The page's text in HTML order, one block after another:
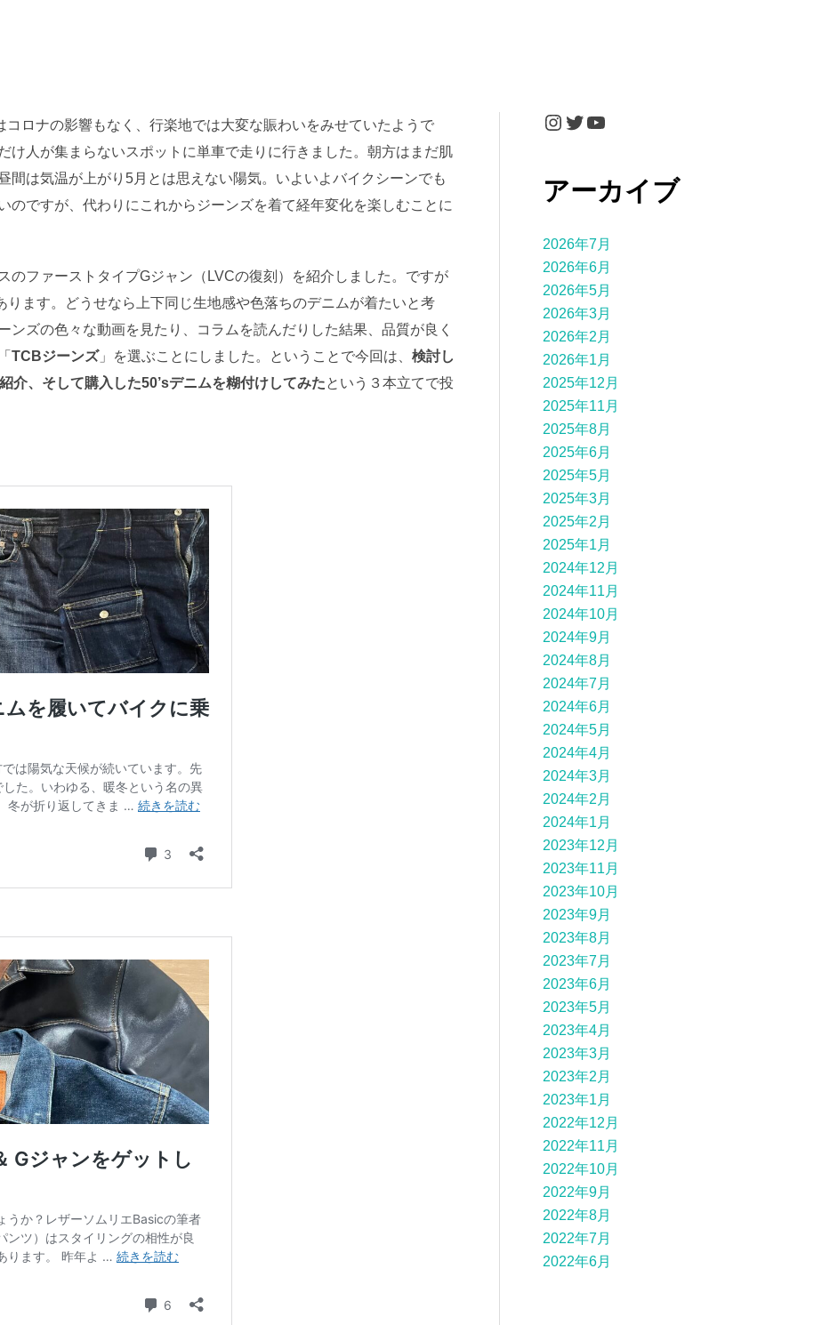
ロナの影響もなく、行楽地では大変な賑わいをみせていたようで
け人が集まらないスポットに単車で走りに行きました。朝方はまだ肌
間は気温が上がり5月とは思えない陽気。いよいよバイクシーンでも
のですが、代わりにこれからジーンズを着て経年変化を楽しむことに
のファーストタイプGジャン（LVCの復刻）を紹介しました。ですが
ます。どうせなら上下同じ生地感や色落ちのデニムが着たいと考
ンズの色々な動画を見たり、コラムを読んだりした結果、品質が良く
TCBジーンズ」を選ぶことにしました。ということで今回は、 検討し
介、そして購入した50’sデニムを糊付けしてみたという３本立てで投
Instagram
Twitter
YouTube
アーカイブ
2026年7月
2026年6月
2026年5月
2026年3月
2026年2月
2026年1月
2025年12月
2025年11月
2025年8月
2025年6月
2025年5月
2025年3月
2025年2月
2025年1月
2024年12月
2024年11月
2024年10月
2024年9月
2024年8月
2024年7月
2024年6月
2024年5月
2024年4月
2024年3月
2024年2月
2024年1月
2023年12月
2023年11月
2023年10月
2023年9月
2023年8月
2023年7月
2023年6月
2023年5月
2023年4月
2023年3月
2023年2月
2023年1月
2022年12月
2022年11月
2022年10月
2022年9月
2022年8月
2022年7月
2022年6月